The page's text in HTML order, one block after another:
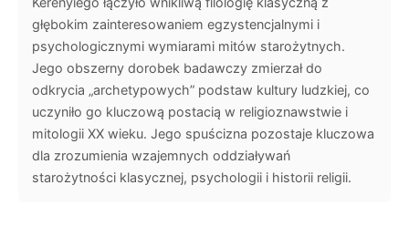
głębokim zainteresowaniem egzystencjalnymi i
psychologicznymi wymiarami mitów starożytnych.
Jego obszerny dorobek badawczy zmierzał do
odkrycia „archetypowych” podstaw kultury ludzkiej, co
uczyniło go kluczową postacią w religioznawstwie i
mitologii XX wieku. Jego spuścizna pozostaje kluczowa
dla zrozumienia wzajemnych oddziaływań
starożytności klasycznej, psychologii i historii religii.